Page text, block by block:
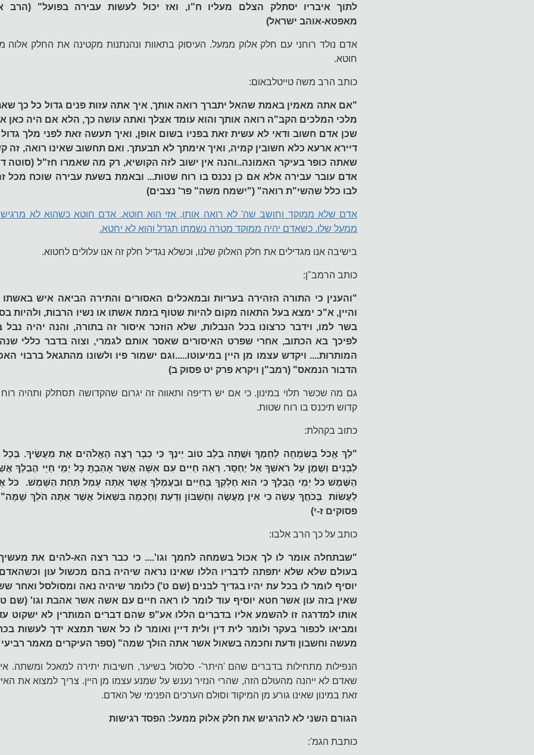
לתוך איבריו יסתלק הצלם מעליו ח"ו, ואז יכול לעשות עבירה בפועל" (הרב
מאפטא-אוהב ישראל)
אדם נולד רוחני עם חלק אלוק ממעל. העיסוק בתאוות ונהנתנות מקטינה את החלק אלוה
חוטא.
כותב הרב משה טייטלבאום:
"אם אתה מאמין באמת שהאל יתברך רואה אותך, איך אתה עזות פנים גדול כל כך
מלכי המלכים הקב"ה רואה אותך והוא עומד אצלך ואתה עושה כך, הלא אם היה כאן
שכן אדם חשוב ודאי לא עשית זאת בפניו בשום אופן, ואיך תעשה זאת לפני מלך
דיירא ארעא כלא חשובין קמיה, ואיך אימתך לא תבעתך. ואם תחשוב שאינו רואה, זה
שאתה כופר בעיקר האמונה..והנה אין ישוב לזה הקושיא, רק מה שאמרו חז"ל (סוטה
אדם עובר עבירה אלא אם כן נכנס בו רוח שטות... ובאמת בשעת עבירה שוכח מכל
לבו כלל שהשי"ת רואה" ("ישמח משה" פר' נצבים)
אדם שלא ממוקד וחושב שה' לא רואה אותו, אזי הוא חוטא. אדם חוטא כשהוא לא
ממעל שלו. כשאדם יהיה ממוקד מטרה נשמתו תגדל והוא לא יחטא.
בישיבה אנו מגדילים את חלק האלוק שלנו, וכשלא נגדיל חלק זה אנו עלולים לחטוא.
כותב הרמב"ן:
"והענין כי התורה הזהירה בעריות ובמאכלים האסורים והתירה הביאה איש
והיין, א"כ ימצא בעל התאוה מקום להיות שטוף בזמת אשתו או נשיו הרבות, ולהיות
בשר למו, וידבר כרצונו בכל הנבלות, שלא הוזכר איסור זה בתורה, והנה יהיה נבל
לפיכך בא הכתוב, אחרי שפרט האיסורים שאסר אותם לגמרי, וצוה בדבר כללי
המותרות.... ויקדש עצמו מן היין במיעוטו.....וגם ישמור פיו ולשונו מהתגאל ברבוי
הדבור הנמאס" (רמב"ן ויקרא פרק יט פסוק ב)
גם מה שכשר תלוי במינון. כי אם יש רדיפה ותאווה זה יגרום שהקדושה תסתלק ותהיה
קדוש תיכנס בו רוח שטות.
כתוב בקהלת:
"לֵךְ אֱכֹל בְּשִׂמְחָה לַחְמֶךָ וּשֲׁתֵה בְלֶב טוֹב יֵינֶךָ כִּי כְבָר רָצָה הָאֱלֹהִים אֶת מַעֲשֶׂיךָ. בְּכָל
לְבָנִים וְשֶׁמֶן עַל רֹאשְׁךָ אַל יֶחְסָר. רְאֵה חַיִּים עִם אִשָּׁה אֲשֶׁר אָהַבְתָּ כָּל יְמֵי חַיֵּי הֶבְלֶךָ
הַשֶּׁמֶשׁ כֹּל יְמֵי הֶבְלֶךָ כִּי הוּא חֶלְקְךָ בַּחַיִּים וּבַעֲמָלְךָ אֲשֶׁר אַתָּה עָמֵל תַּחַת הַשָּׁמֶשׁ. כֹּל
לַעֲשׂוֹת בְּכֹחֲךָ עֲשֵׂה כִּי אֵין מַעֲשֶׂה וְחֶשְׁבּוֹן וְדַעַת וְחָכְמָה בִּשְׁאוֹל אֲשֶׁר אַתָּה הֹלֵךְ
פסוקים ז-י)
כותב על כך הרב אלבו:
"שבתחלה אומר לו לך אכול בשמחה לחמך וגו'.... כי כבר רצה הא-להים את מעשיך
בעולם שלא שלא יתפתה לדבריו הללו שאינו נראה שיהיה בהם מכשול עון
יוסיף לומר לו בכל עת יהיו בגדיך לבנים (שם ט') כלומר שיהיה נאה ומסולסל ואחר
שאין בזה עון אשר חטא יוסיף עוד לומר לו ראה חיים עם אשה אשר אהבת וגו' (שם
אותו למדרגה זו להשמע אליו בדברים הללו אע"פ שהם דברים המותרין לא ישקוט
ומביאו לכפור בעקר ולומר לית דין ולית דיין ואומר לו כל אשר תמצא ידך לעשות
מעשה וחשבון ודעת וחכמה בשאול אשר אתה הולך שמה" (ספר העיקרים מאמר
הנפילות מתחילות בדברים שהם 'היתר'- סלסול בשיער, חשיבות יתירה למאכל ומשתה.
שאדם לא ייהנה מהעולם הזה, שהרי הנזיר נענש על שמנע עצמו מן היין. צריך למצוא את
זאת במינון שאינו גורע מן המיקוד וסולם הערכים הפנימי של האדם.
הגורם השני לא להרגיש את חלק אלוק ממעל: הפסד רגישות
כותבת הגמ':